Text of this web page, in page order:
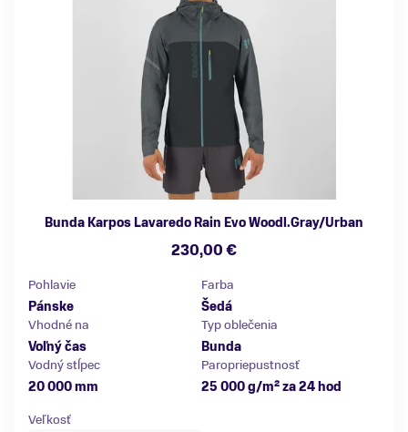
Bunda Karpos Lavaredo Rain Evo Woodl.Gray/Urban
230,00 €
Pohlavie
Pánske
Farba
Šedá
Vhodné na
Voľný čas
Typ oblečenia
Bunda
Vodný stĺpec
20 000 mm
Paropriepustnosť
25 000 g/m² za 24 hod
Veľkosť